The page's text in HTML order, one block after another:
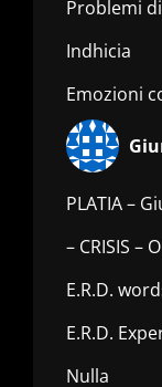
Problemi
Indhicia
Emozioni
PLATIA –
– CRISIS –
E.R.D.
E.R.D.
Nulla